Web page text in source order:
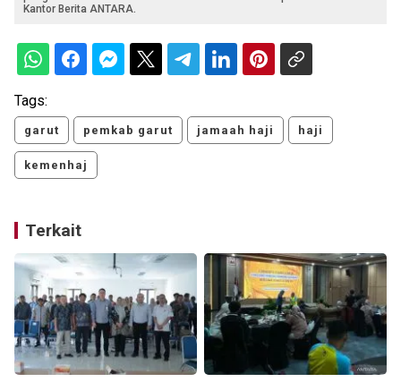
Kantor Berita ANTARA.
Tags:
garut pemkab garut jamaah haji haji
kemenhaj
Terkait